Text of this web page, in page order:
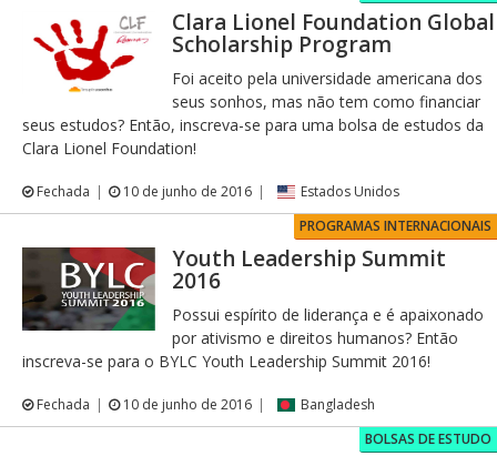
Clara Lionel Foundation Global
Scholarship Program
Foi aceito pela universidade americana dos
seus sonhos, mas não tem como financiar
seus estudos? Então, inscreva-se para uma bolsa de estudos da
Clara Lionel Foundation!
Fechada 10 de junho de 2016
Estados Unidos
PROGRAMAS INTERNACIONAIS
Youth Leadership Summit
2016
Possui espírito de liderança e é apaixonado
por ativismo e direitos humanos? Então
inscreva-se para o BYLC Youth Leadership Summit 2016!
Fechada 10 de junho de 2016
Bangladesh
BOLSAS DE ESTUDO